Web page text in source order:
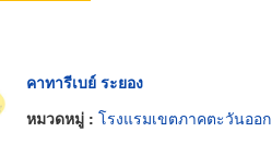
คาทารีเบย์ ระยอง
หมวดหมู่ : โรงแรมเขตภาคตะวันออก